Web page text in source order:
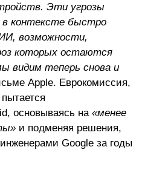
Эти угрозы
контексте быстро
возможности,
которых остаются
видим теперь снова и
Apple. Еврокомиссия,
основываясь на«менее
и подменяя решения,
Google за годы